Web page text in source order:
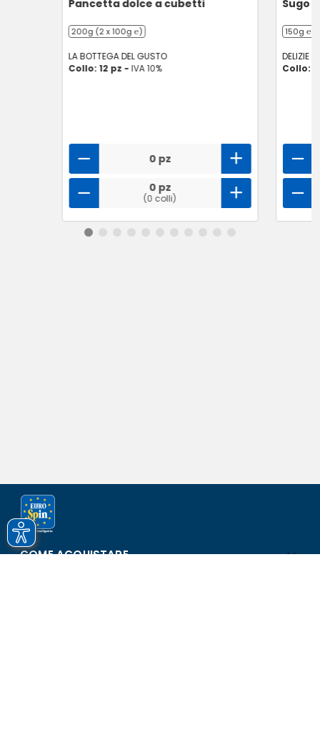
Pancetta dolce a cubetti
200g (2 x 100g ℮)
LA BOTTEGA DEL GUSTO
Collo: 12 pz - IVA 10%
0 pz
0 pz
(0 colli)
Sugo
150g ℮
DELIZIE
Collo:
COME ACQUISTARE